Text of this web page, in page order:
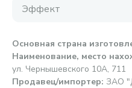
Эффект
Основная страна
Наименование, место
ул. Чернышевского 10А, 711
Продавец/импортер: ЗАО